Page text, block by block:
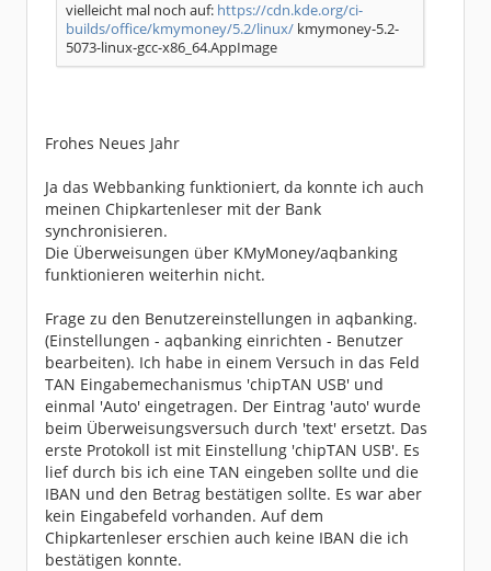
vielleicht mal noch auf: https://cdn.kde.org/ci-
builds/office/kmymoney/5.2/linux/ kmymoney-5.2-
5073-linux-gcc-x86_64.AppImage
Frohes Neues Jahr
Ja das Webbanking funktioniert, da konnte ich auch
meinen Chipkartenleser mit der Bank
synchronisieren.
Die Überweisungen über KMyMoney/aqbanking
funktionieren weiterhin nicht.
Frage zu den Benutzereinstellungen in aqbanking.
(Einstellungen - aqbanking einrichten - Benutzer
bearbeiten). Ich habe in einem Versuch in das Feld
TAN Eingabemechanismus 'chipTAN USB' und
einmal 'Auto' eingetragen. Der Eintrag 'auto' wurde
beim Überweisungsversuch durch 'text' ersetzt. Das
erste Protokoll ist mit Einstellung 'chipTAN USB'. Es
lief durch bis ich eine TAN eingeben sollte und die
IBAN und den Betrag bestätigen sollte. Es war aber
kein Eingabefeld vorhanden. Auf dem
Chipkartenleser erschien auch keine IBAN die ich
bestätigen konnte.